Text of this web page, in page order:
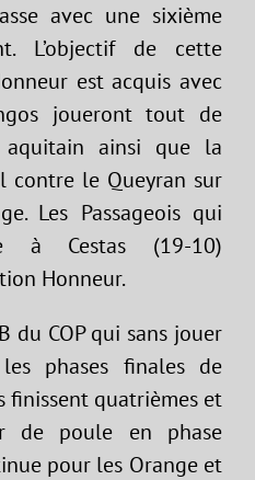
avec une sixième
L’objectif de cette
est acquis avec
joueront tout de
ainsi que la
contre le Queyran sur
Les Passageois qui
à Cestas (19-10)
Honneur.
COP qui sans jouer
phases finales de
finissent quatrièmes et
de poule en phase
pour les Orange et